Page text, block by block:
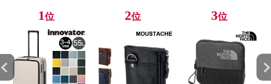
1位 2位 3位